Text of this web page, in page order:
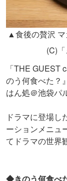
▲食後の贅沢
(C)
「THE GUEST
のう何食べた？
はん処＠池袋パ
ドラマに登場し
ーションメニュ
てドラマの世界